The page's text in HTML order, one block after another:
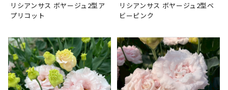
リシアンサス ボヤージュ2型ア
プリコット
リシアンサス ボヤージュ2型ベ
ビーピンク